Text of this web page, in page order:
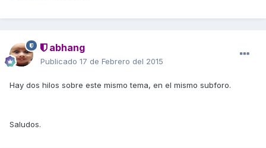
abhang
Publicado 17 de Febrero del 2015
Hay dos hilos sobre este mismo tema, en el mismo subforo.
Saludos.